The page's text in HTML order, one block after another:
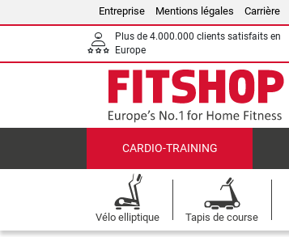
Entreprise Mentions légales Carrière
Plus de 4.000.000 clients satisfaits en
Europe
CARDIO-TRAINING
Vélo elliptique Tapis de course